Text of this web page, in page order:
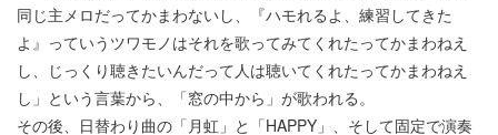
同じ主メロだってかまわないし、『ハモれるよ、練習してきた
よ』っていうツワモノはそれを歌ってみてくれたってかまわねえ
し、じっくり聴きたいんだって人は聴いてくれたってかまわねえ
し」という言葉から、「窓の中から」が歌われる。
その後、日替わり曲の「月虹」と「HAPPY」、そして固定で演奏